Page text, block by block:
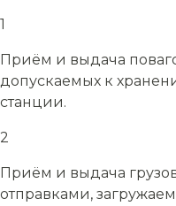
1
Приём и выдача
допускаемых к
станции.
2
Приём и выдача
отправками,